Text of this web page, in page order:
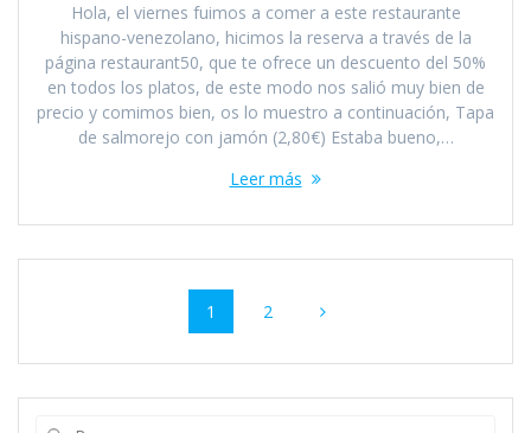
Hola, el viernes fuimos a comer a este restaurante
hispano-venezolano, hicimos la reserva a través de la
página restaurant50, que te ofrece un descuento del 50%
en todos los platos, de este modo nos salió muy bien de
precio y comimos bien, os lo muestro a continuación, Tapa
de salmorejo con jamón (2,80€) Estaba bueno,…
Leer más
Navegación
Página
1 Página
2